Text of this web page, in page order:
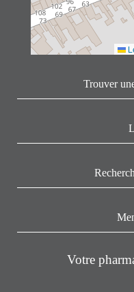
Trouver
Votre